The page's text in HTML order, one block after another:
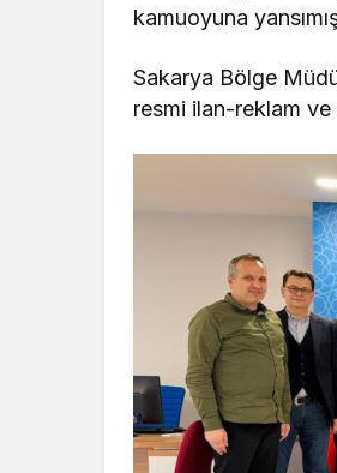
kamuoyuna
Sakarya Bölge
resmi ilan-reklam ve